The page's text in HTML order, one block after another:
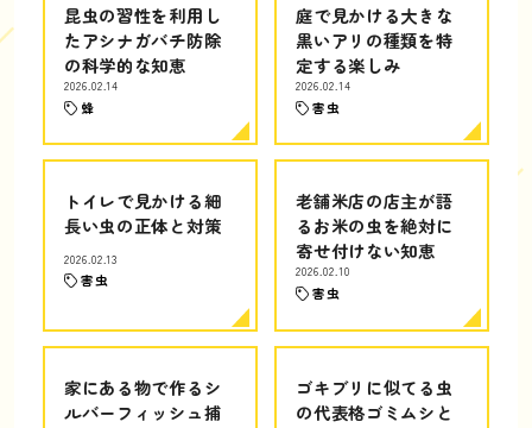
昆虫の習性を利用し
たアシナガバチ防除
の科学的な知恵
2026.02.14
蜂
庭で見かける大きな
黒いアリの種類を特
定する楽しみ
2026.02.14
害虫
トイレで見かける細
長い虫の正体と対策
2026.02.13
害虫
老舗米店の店主が語
るお米の虫を絶対に
寄せ付けない知恵
2026.02.10
害虫
家にある物で作るシ
ルバーフィッシュ捕
ゴキブリに似てる虫
の代表格ゴミムシと